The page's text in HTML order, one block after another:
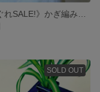
SOLD OUT